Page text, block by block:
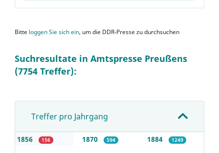
Bitte loggen Sie sich ein, um die DDR-Presse zu durchsuchen
Suchresultate in Amtspresse Preußens
(7754 Treffer):
Treffer pro Jahrgang
1856 156 1870 594 1884 1249